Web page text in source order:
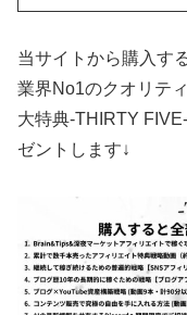
当サイトから購入す
業界No1のクオリテ
大特典-THIRTY
ゼントします↓